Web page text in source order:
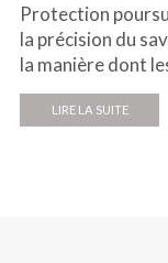
Protection
la précision du
la manière dont
LIRE LA SUITE